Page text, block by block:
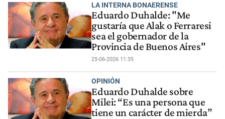
LA INTERNA BONAERENSE
Eduardo Duhalde: "Me
gustaría que Alak o Ferraresi
sea el gobernador de la
Provincia de Buenos Aires"
25-06-2026 11:35
OPINIÓN
Eduardo Duhalde sobre
Milei: “Es una persona que
tiene un carácter de mierda”